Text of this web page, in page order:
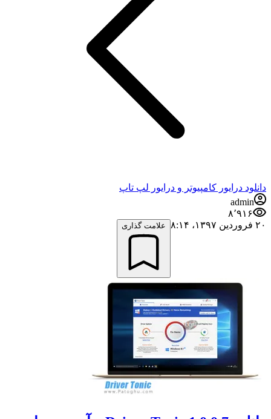
دانلود درایور کامپیوتر و درایور لپ تاپ
admin
۸٬۹۱۶
۲۰ فروردین ۱۳۹۷،‏ ۸:۱۴
علامت گذاری